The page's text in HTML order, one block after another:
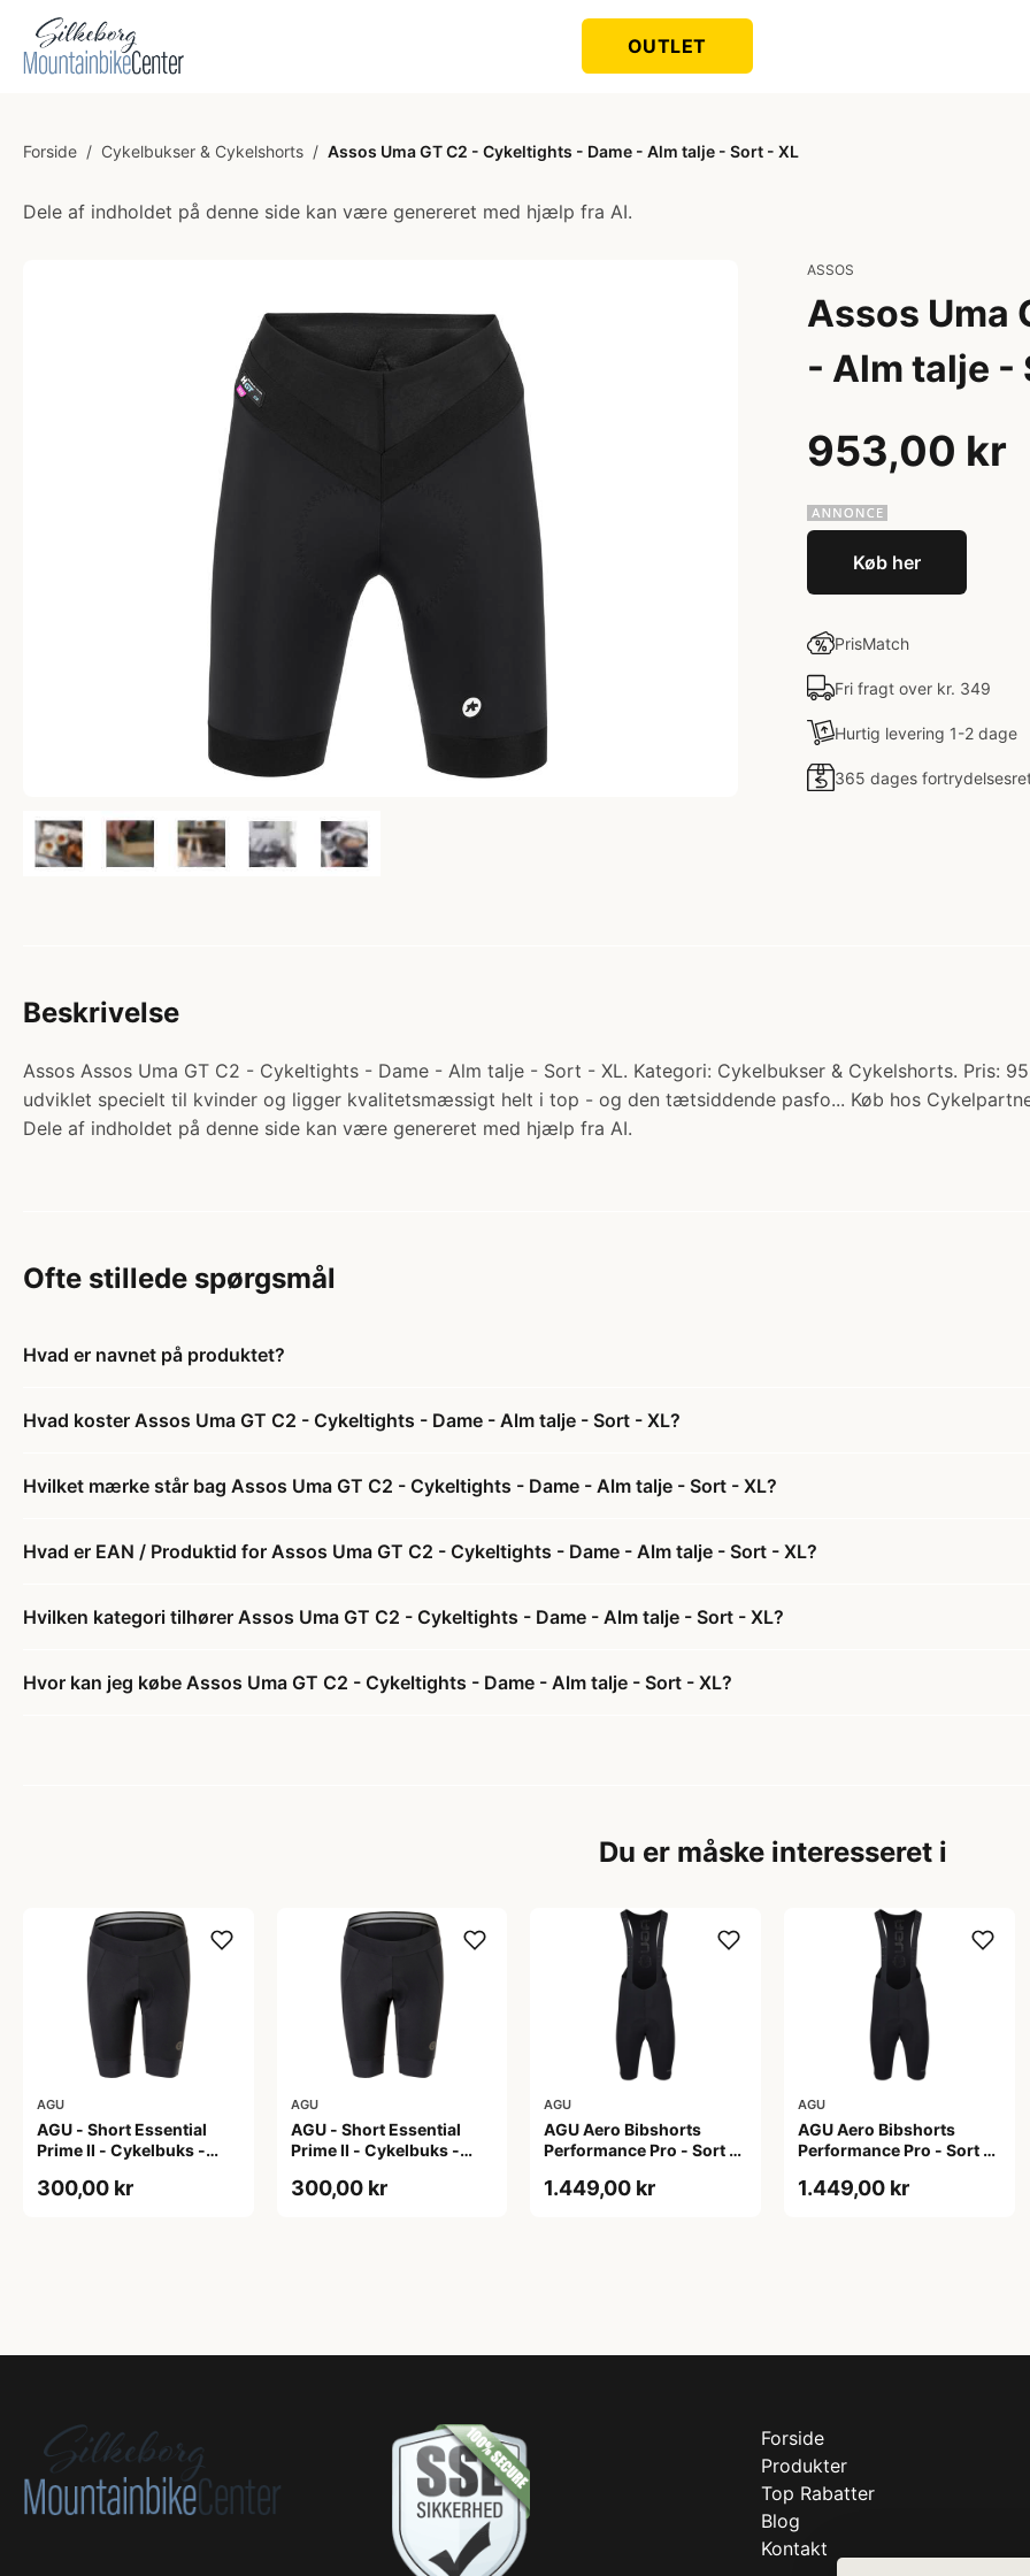
OUTLET
Forside / Cykelbukser & Cykelshorts / Assos Uma GT C2 - Cykeltights - Dame - Alm talje - Sort - XL
Dele af indholdet på denne side kan være genereret med hjælp fra AI.
ASSOS
Assos Uma
- Alm talje -
953,00 kr
Køb her
PrisMatch
Fri fragt over kr. 349
Hurtig levering 1-2 dage
365 dages
Beskrivelse
Assos Assos Uma GT C2 - Cykeltights - Dame - Alm talje - Sort - XL. Kategori: Cykelbukser & Cykelshorts. Pris:
udviklet specielt til kvinder og ligger kvalitetsmæssigt helt i top - og den tætsiddende pasfo... Køb hos
Dele af indholdet på denne side kan være genereret med hjælp fra AI.
Ofte stillede spørgsmål
Hvad er navnet på produktet?
Hvad koster Assos Uma GT C2 - Cykeltights - Dame - Alm talje - Sort - XL?
Hvilket mærke står bag Assos Uma GT C2 - Cykeltights - Dame - Alm talje - Sort - XL?
Hvad er EAN / Produktid for Assos Uma GT C2 - Cykeltights - Dame - Alm talje - Sort - XL?
Hvilken kategori tilhører Assos Uma GT C2 - Cykeltights - Dame - Alm talje - Sort - XL?
Hvor kan jeg købe Assos Uma GT C2 - Cykeltights - Dame - Alm talje - Sort - XL?
Du er måske interesseret i
AGU
AGU - Short Essential
Prime II - Cykelbuks -
300,00 kr
AGU
AGU - Short Essential
Prime II - Cykelbuks -
300,00 kr
AGU
AGU Aero Bibshorts
Performance Pro - Sort -
1.449,00 kr
AGU
AGU Aero Bibshorts
Performance Pro - Sort -
1.449,00 kr
Forside
Produkter
Top Rabatter
Blog
Kontakt